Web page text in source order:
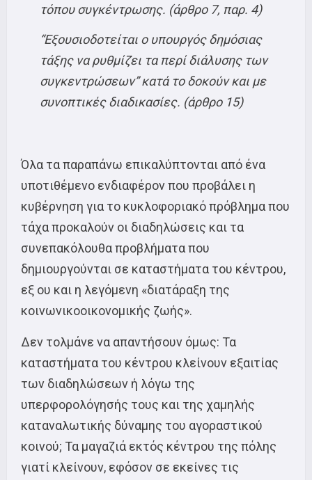
τόπου συγκέντρωσης. (άρθρο 7, παρ. 4)
“Εξουσιοδοτείται ο υπουργός δημόσιας
τάξης να ρυθμίζει τα περί διάλυσης των
συγκεντρώσεων” κατά το δοκούν και με
συνοπτικές διαδικασίες. (άρθρο 15)
Όλα τα παραπάνω επικαλύπτονται από ένα
υποτιθέμενο ενδιαφέρον που προβάλει η
κυβέρνηση για το κυκλοφοριακό πρόβλημα που
τάχα προκαλούν οι διαδηλώσεις και τα
συνεπακόλουθα προβλήματα που
δημιουργούνται σε καταστήματα του κέντρου,
εξ ου και η λεγόμενη «διατάραξη της
κοινωνικοοικονομικής ζωής».
Δεν τολμάνε να απαντήσουν όμως: Τα
καταστήματα του κέντρου κλείνουν εξαιτίας
των διαδηλώσεων ή λόγω της
υπερφορολόγησής τους και της χαμηλής
καταναλωτικής δύναμης του αγοραστικού
κοινού; Τα μαγαζιά εκτός κέντρου της πόλης
γιατί κλείνουν, εφόσον σε εκείνες τις